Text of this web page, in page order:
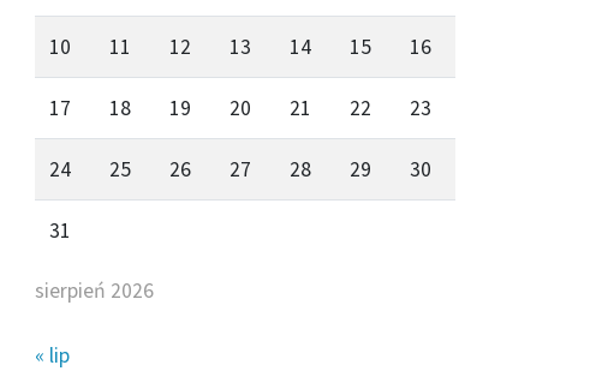
sierpień 2026
10 11 12 13 14 15 16
17 18 19 20 21 22 23
24 25 26 27 28 29 30
31
« lip